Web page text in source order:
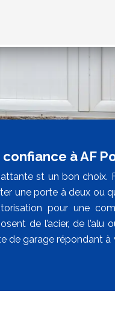
à AF
st un bon choix.
une porte à deux ou
pour une
de l’acier, de l’alu
de garage répondant